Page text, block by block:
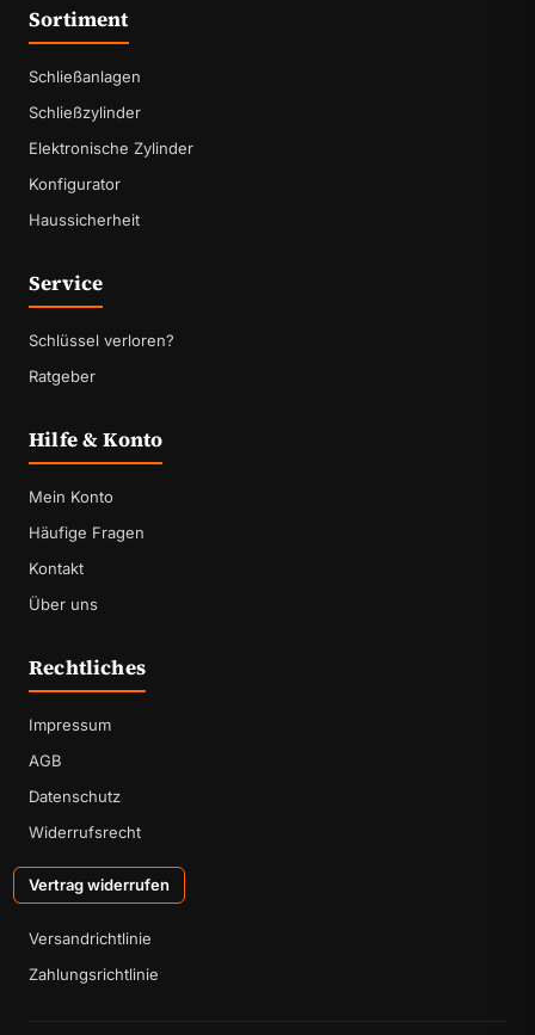
Sortiment
Schließanlagen
Schließzylinder
Elektronische Zylinder
Konfigurator
Haussicherheit
Service
Schlüssel verloren?
Ratgeber
Hilfe & Konto
Mein Konto
Häufige Fragen
Kontakt
Über uns
Rechtliches
Impressum
AGB
Datenschutz
Widerrufsrecht
Vertrag widerrufen
Versandrichtlinie
Zahlungsrichtlinie